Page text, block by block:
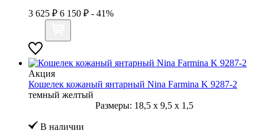
3 625 ₽ 6 150 ₽ - 41%
Акция
Кошелек кожаный янтарный Nina Farmina K 9287-2
темный желтый
Размеры: 18,5 x 9,5 x 1,5
В наличии